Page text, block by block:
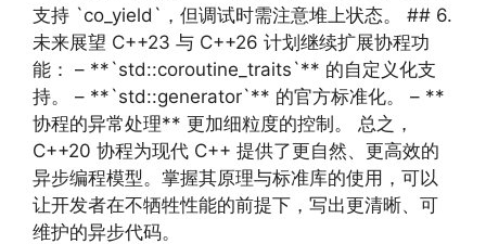
支持 `co_yield`，但调试时需注意堆上状态。 ## 6.
未来展望 C++23 与 C++26 计划继续扩展协程功
能： – **`std::coroutine_traits`** 的自定义化支
持。 – **`std::generator`** 的官方标准化。 – **
协程的异常处理** 更加细粒度的控制。 总之，
C++20 协程为现代 C++ 提供了更自然、更高效的
异步编程模型。掌握其原理与标准库的使用，可以
让开发者在不牺牲性能的前提下，写出更清晰、可
维护的异步代码。